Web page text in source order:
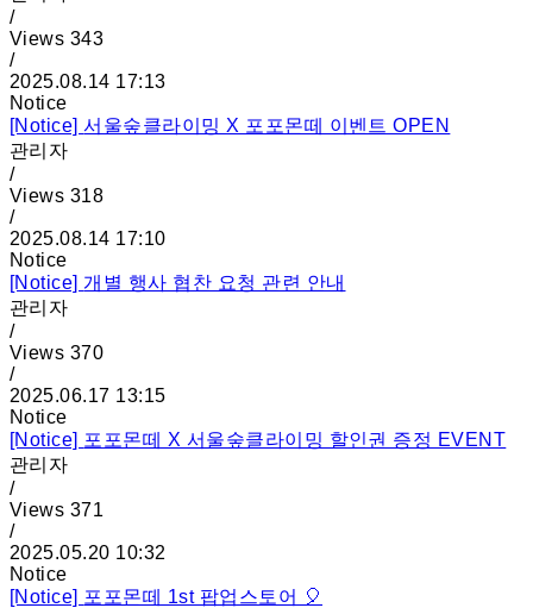
/
Views 343
/
2025.08.14 17:13
Notice
[Notice]서울숲클라이밍 X 포포몬떼 이벤트 OPEN
관리자
/
Views 318
/
2025.08.14 17:10
Notice
[Notice]개별 행사 협찬 요청 관련 안내
관리자
/
Views 370
/
2025.06.17 13:15
Notice
[Notice] 포포몬떼 X 서울숲클라이밍 할인권 증정 EVENT
관리자
/
Views 371
/
2025.05.20 10:32
Notice
[Notice] 포포몬떼 1st 팝업스토어 🎈